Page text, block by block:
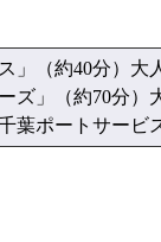
」（約40分）大
ズ」（約70分）
葉ポートサービ